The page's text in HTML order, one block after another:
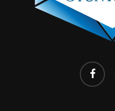
facebook